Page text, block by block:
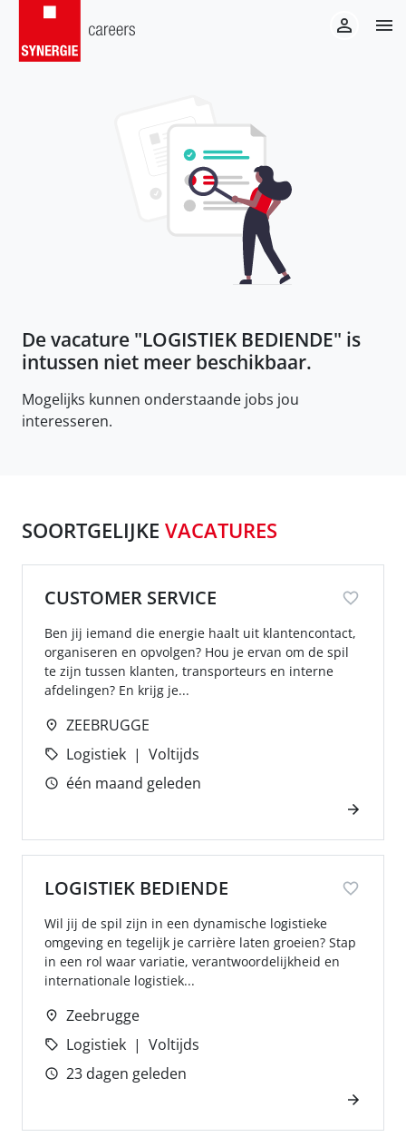
De vacature "LOGISTIEK BEDIENDE" is
intussen niet meer beschikbaar.
Mogelijks kunnen onderstaande jobs jou
interesseren.
SOORTGELIJKE VACATURES
CUSTOMER SERVICE
Ben jij iemand die energie haalt uit klantencontact,
organiseren en opvolgen? Hou je ervan om de spil
te zijn tussen klanten, transporteurs en interne
afdelingen? En krijg je...
ZEEBRUGGE
Logistiek
Voltijds
één maand geleden
LOGISTIEK BEDIENDE
Wil jij de spil zijn in een dynamische logistieke
omgeving en tegelijk je carrière laten groeien? Stap
in een rol waar variatie, verantwoordelijkheid en
internationale logistiek...
Zeebrugge
Logistiek
Voltijds
23 dagen geleden